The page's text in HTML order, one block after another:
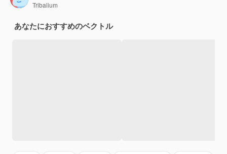
Tribalium
あなたにおすすめのベクトル